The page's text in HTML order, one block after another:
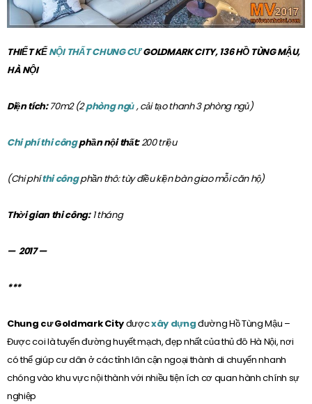
THIẾT KẾNỘI THẤT CHUNG CƯGOLDMARK CITY, 136 HỒ TÙNG MẬU,
HÀ NỘI
Diện tích:70m2 (2phòng ngủ, cải tạo thanh 3 phòng ngủ)
Chi phí thi côngphần nội thất:200 triệu
(Chi phíthi côngphần thô: tùy điều kiện bàn giao mỗi căn hộ)
Thời gian thi công:1 tháng
— 2017 —
***
Chung cư Goldmark Cityđượcxây dựngđường Hồ Tùng Mậu –
Được coi là tuyến đường huyết mạch, đẹp nhất của thủ đô Hà Nội, nơi
có thể giúp cư dân ở các tỉnh lân cận ngoại thành di chuyển nhanh
chóng vào khu vực nội thành với nhiều tiện ích cơ quan hành chính sự
nghiệp